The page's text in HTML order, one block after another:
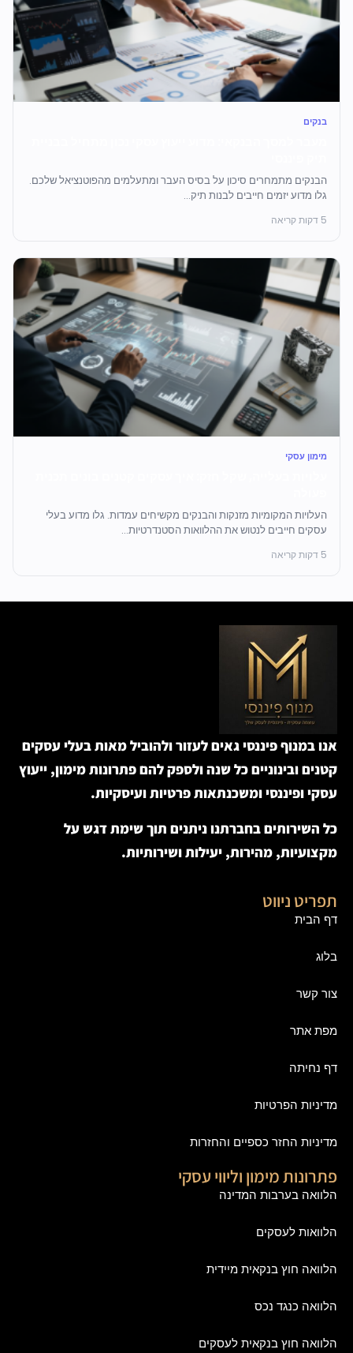
בנקים
הבנקים מתמחרים סיכון על בסיס העבר ומתעלמים מהפוטנציאל שלכם.
גלו מדוע יזמים חייבים לבנות תיק...
5 דקות קריאה
מימון עסקי
העלויות המקומיות מזנקות והבנקים מקשיחים עמדות. גלו מדוע בעלי
עסקים חייבים לנטוש את ההלוואות הסטנדרטיות...
5 דקות קריאה
אנו במנוף פיננסי גאים לעזור ולהוביל מאות בעלי עסקים
קטנים ובינוניים כל שנה ולספק להם פתרונות מימון, ייעוץ
עסקי ופיננסי ומשכנתאות פרטיות ועיסקיות.
כל השירותים בחברתנו ניתנים תוך שימת דגש על
מקצועיות, מהירות, יעילות ושירותיות.
תפריט ניווט
דף הבית
בלוג
צור קשר
מפת אתר
דף נחיתה
מדיניות הפרטיות
מדיניות החזר כספיים והחזרות
פתרונות מימון וליווי עסקי
הלוואה בערבות המדינה
הלוואות לעסקים
הלוואה חוץ בנקאית מיידית
הלוואה כנגד נכס
הלוואה חוץ בנקאית לעסקים